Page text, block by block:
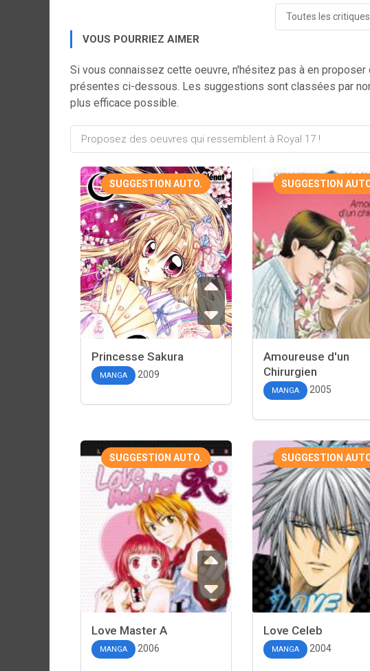
Toutes les critiques
VOUS POURRIEZ AIMER
Si vous connaissez cette oeuvre, n'hésitez pas à en
présentes ci-dessous. Les suggestions sont classées par
plus efficace possible.
SUGGESTION AUTO.
Princesse Sakura
MANGA 2009
SUGGESTION
Amoureuse d'un
Chirurgien
MANGA 2005
SUGGESTION AUTO.
Love Master A
MANGA 2006
SUGGESTION
Love Celeb
MANGA 2004